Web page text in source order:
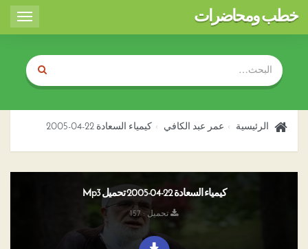
Toggle
خطب ومحاضرات
الرئيسية عمر عبد الكافي كيمياء السعادة 22-04-2005
كيمياء السعادة 22-04-2005 تحميل Mp3
تحميل : 157